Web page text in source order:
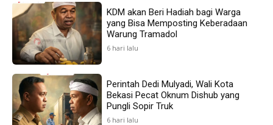
KDM akan Beri Hadiah bagi Warga
yang Bisa Memposting Keberadaan
Warung Tramadol
6 hari lalu
Perintah Dedi Mulyadi, Wali Kota
Bekasi Pecat Oknum Dishub yang
Pungli Sopir Truk
6 hari lalu